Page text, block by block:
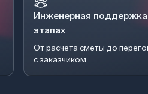
Инженерная поддержка
этапах
От расчёта сметы до
с заказчиком